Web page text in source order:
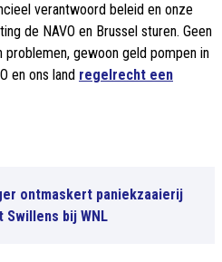
verantwoord beleid en onze
de NAVO en Brussel sturen. Geen
gewoon geld pompen in
en ons land regelrecht een
ontmaskert paniekzaaierij
Swillens bij WNL